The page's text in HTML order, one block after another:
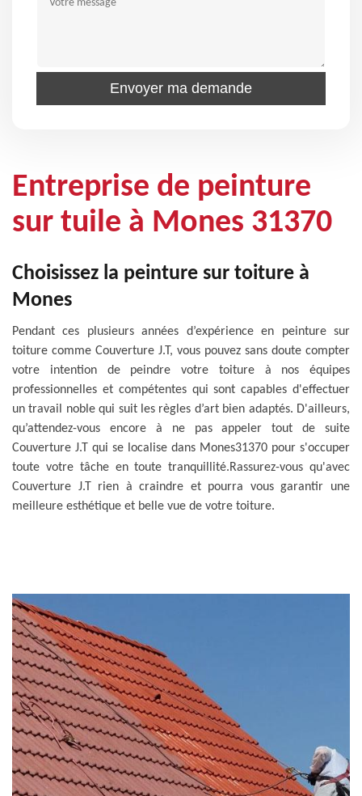
Entreprise de peinture
sur tuile à Mones 31370
Choisissez la peinture sur toiture à
Mones
Pendant ces plusieurs années d’expérience en peinture sur
toiture comme Couverture J.T, vous pouvez sans doute compter
votre intention de peindre votre toiture à nos équipes
professionnelles et compétentes qui sont capables d'effectuer
un travail noble qui suit les règles d’art bien adaptés. D'ailleurs,
qu’attendez-vous encore à ne pas appeler tout de suite
Couverture J.T qui se localise dans Mones31370 pour s'occuper
toute votre tâche en toute tranquillité.Rassurez-vous qu'avec
Couverture J.T rien à craindre et pourra vous garantir une
meilleure esthétique et belle vue de votre toiture.